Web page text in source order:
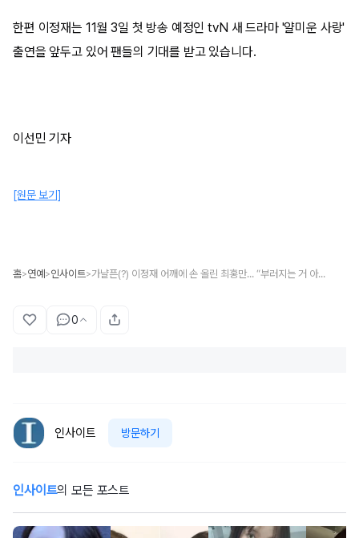
한편 이정재는 11월 3일 첫 방송 예정인 tvN 새 드라마 '얄미운 사랑'
출연을 앞두고 있어 팬들의 기대를 받고 있습니다.
이선민 기자
[원문 보기]
홈>연예 >인사이트> 가냘픈(?) 이정재 어깨에 손 올린 최홍만... “부러지는 거 아냐?” 우려 쏟아져
0
인사이트 방문하기
인사이트의 모든 포스트